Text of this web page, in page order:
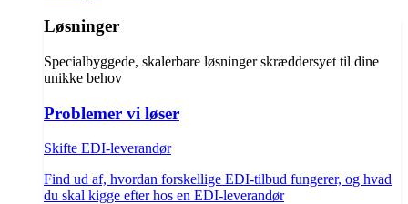
Løsninger
Specialbyggede, skalerbare løsninger skræddersyet til dine
unikke behov
Problemer vi løser
Skifte EDI-leverandør
Find ud af, hvordan forskellige EDI-tilbud fungerer, og hvad
du skal kigge efter hos en EDI-leverandør